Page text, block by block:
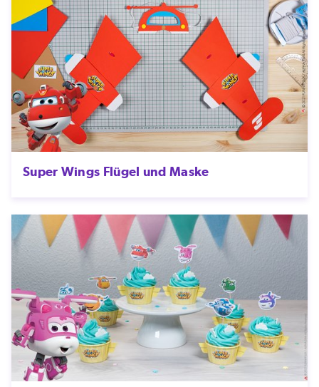
Super Wings Flügel und Maske